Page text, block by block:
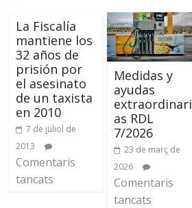
La Fiscalía
mantiene los
32 años de
prisión por
el asesinato
de un taxista
en 2010
7 de juliol de
2013
Comentaris
tancats
Medidas y
ayudas
extraordinari
as RDL
7/2026
23 de març de
2026
Comentaris
tancats